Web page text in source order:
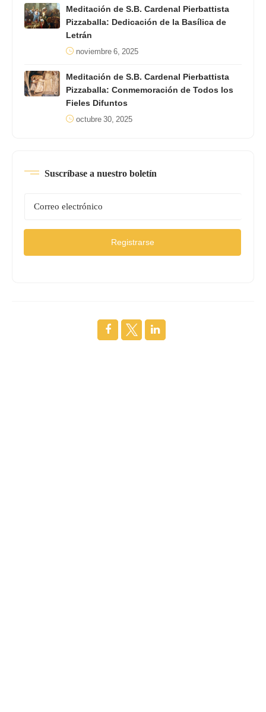
Meditación de S.B. Cardenal Pierbattista
Pizzaballa: Dedicación de la Basílica de
Letrán
noviembre 6, 2025
Meditación de S.B. Cardenal Pierbattista
Pizzaballa: Conmemoración de Todos los
Fieles Difuntos
octubre 30, 2025
Suscríbase a nuestro boletín
Registrarse